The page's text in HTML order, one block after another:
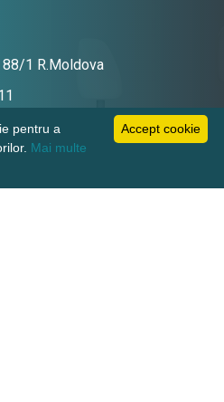
88/1 R.Moldova
Accept cookie
pentru a
Mai multe